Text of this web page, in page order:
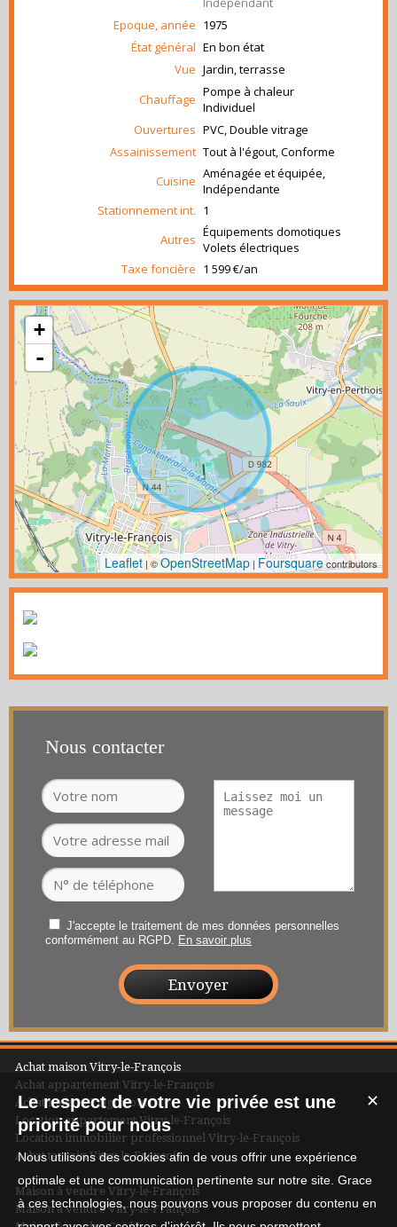
Epoque, année 1975
État général En bon état
Vue Jardin, terrasse
Chauffage Pompe à chaleur
Individuel
Ouvertures PVC, Double vitrage
Assainissement Tout à l'égout, Conforme
Cuisine Aménagée et équipée,
Indépendante
Stationnement int. 1
Autres Équipements domotiques
Volets électriques
Taxe foncière 1 599 €/an
+
-
Leaflet| ©OpenStreetMap | Foursquarecontributors
Nous contacter
J'accepte le traitement de mes données personnelles
conformément au RGPD. En savoir plus
Achat maison Vitry-le-François
Achat appartement Vitry-le-François
Achat maison Frignicourt
Location appartement Vitry-le-François
Location immobilier professionnel Vitry-le-François
Achat terrain Vitry-le-François
Maison à vendre Vitry-le-François
Maison à vendre Vitry-le-François
✕
Le respect de votre vie privée est une
priorité pour nous
Nous utilisons des cookies afin de vous offrir une expérience
optimale et une communication pertinente sur notre site. Grace
à ces technologies, nous pouvons vous proposer du contenu en